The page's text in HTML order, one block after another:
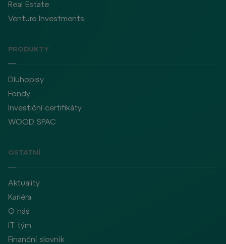
Real Estate
Venture Investments
PRODUKTY
Dluhopisy
Fondy
Investiční certifikáty
WOOD SPAC
OSTATNÍ
Aktuality
Kariéra
O nás
IT tým
Finanční slovník